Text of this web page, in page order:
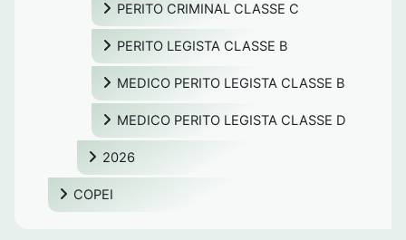
PERITO CRIMINAL CLASSE C
PERITO LEGISTA CLASSE B
MEDICO PERITO LEGISTA CLASSE B
MEDICO PERITO LEGISTA CLASSE D
2026
COPEI